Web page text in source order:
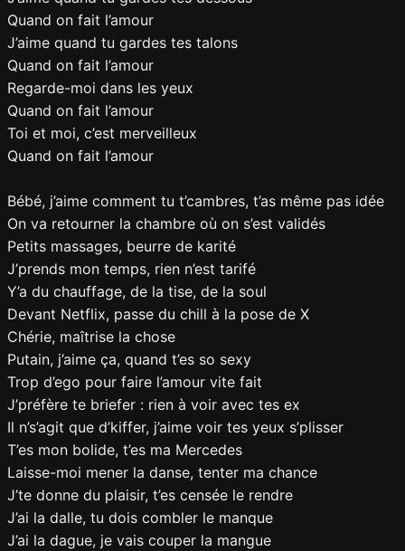
Quand on fait l’amour
J’aime quand tu gardes tes talons
Quand on fait l’amour
Regarde-moi dans les yeux
Quand on fait l’amour
Toi et moi, c’est merveilleux
Quand on fait l’amour
Bébé, j’aime comment tu t’cambres, t’as même pas idée
On va retourner la chambre où on s’est validés
Petits massages, beurre de karité
J’prends mon temps, rien n’est tarifé
Y’a du chauffage, de la tise, de la soul
Devant Netflix, passe du chill à la pose de X
Chérie, maîtrise la chose
Putain, j’aime ça, quand t’es so sexy
Trop d’ego pour faire l’amour vite fait
J’préfère te briefer : rien à voir avec tes ex
Il n’s’agit que d’kiffer, j’aime voir tes yeux s’plisser
T’es mon bolide, t’es ma Mercedes
Laisse-moi mener la danse, tenter ma chance
J’te donne du plaisir, t’es censée le rendre
J’ai la dalle, tu dois combler le manque
J’ai la dague, je vais couper la mangue